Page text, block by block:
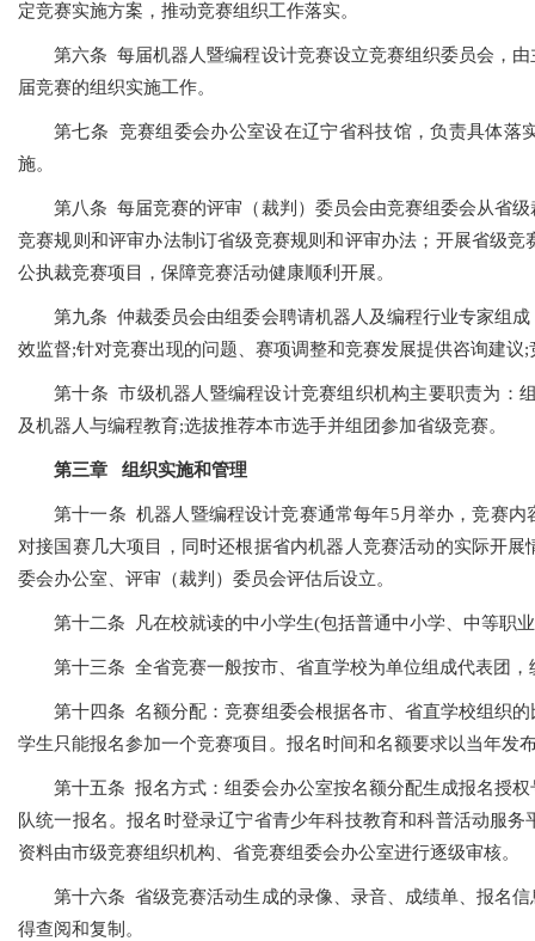
定竞赛实施方案，推动竞赛组织工作落实。
第六条 每届机器人暨编程设计竞赛设立竞赛组织委员会，
届竞赛的组织实施工作。
第七条 竞赛组委会办公室设在辽宁省科技馆，负责具体落
施。
第八条 每届竞赛的评审（裁判）委员会由竞赛组委会从省
竞赛规则和评审办法制订省级竞赛规则和评审办法；开展省级
公执裁竞赛项目，保障竞赛活动健康顺利开展。
第九条 仲裁委员会由组委会聘请机器人及编程行业专家组
效监督;针对竞赛出现的问题、赛项调整和竞赛发展提供咨询建
第十条 市级机器人暨编程设计竞赛组织机构主要职责为：
及机器人与编程教育;选拔推荐本市选手并组团参加省级竞赛。
第三章 组织实施和管理
第十一条 机器人暨编程设计竞赛通常每年5月举办，竞赛
对接国赛几大项目，同时还根据省内机器人竞赛活动的实际开
委会办公室、评审（裁判）委员会评估后设立。
第十二条 凡在校就读的中小学生(包括普通中小学、中等职
第十三条 全省竞赛一般按市、省直学校为单位组成代表团，
第十四条 名额分配：竞赛组委会根据各市、省直学校组织
学生只能报名参加一个竞赛项目。报名时间和名额要求以当年发
第十五条 报名方式：组委会办公室按名额分配生成报名授
队统一报名。报名时登录辽宁省青少年科技教育和科普活动服
资料由市级竞赛组织机构、省竞赛组委会办公室进行逐级审核。
第十六条 省级竞赛活动生成的录像、录音、成绩单、报名
得查阅和复制。